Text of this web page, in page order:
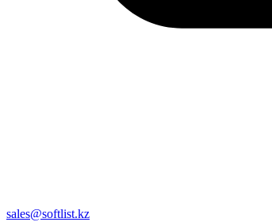
sales@softlist.kz